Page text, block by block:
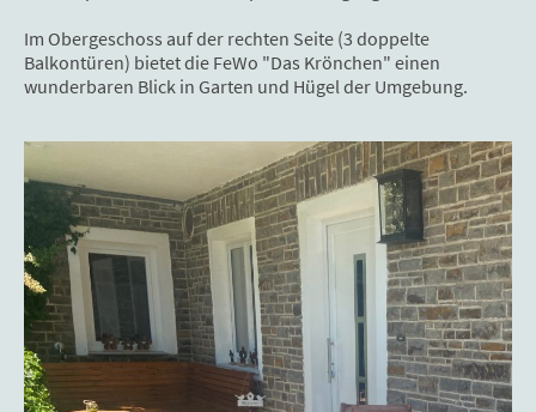
Im Obergeschoss auf der rechten Seite (3 doppelte
Balkontüren) bietet die FeWo "Das Krönchen" einen
wunderbaren Blick in Garten und Hügel der Umgebung.